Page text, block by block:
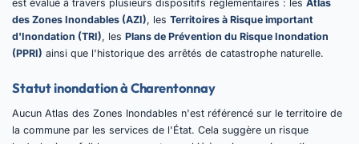
est évalué à travers plusieurs dispositifs réglementaires : les Atlas
des Zones Inondables (AZI), les Territoires à Risque important
d'Inondation (TRI), les Plans de Prévention du Risque Inondation
(PPRI) ainsi que l'historique des arrêtés de catastrophe naturelle.
Statut inondation à Charentonnay
Aucun Atlas des Zones Inondables n'est référencé sur le territoire de
la commune par les services de l'État. Cela suggère un risque